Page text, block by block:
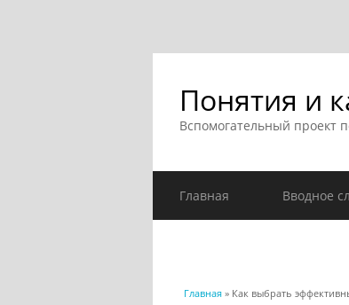
Понятия и
Вспомогательный проект
Главная Вводное
Вы здесь
Главная » Как выбрать